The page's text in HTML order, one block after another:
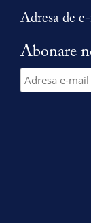
Adresa de
Abonare